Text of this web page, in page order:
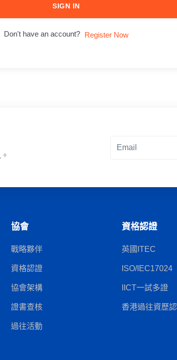
SIGN IN
Don't have an account? Register Now
協會
戰略夥伴
資格認證
協會架構
證書查核
過往活動
資格認證
英國ITEC
ISO/IEC17024
IICT一試多證
香港過往資歷